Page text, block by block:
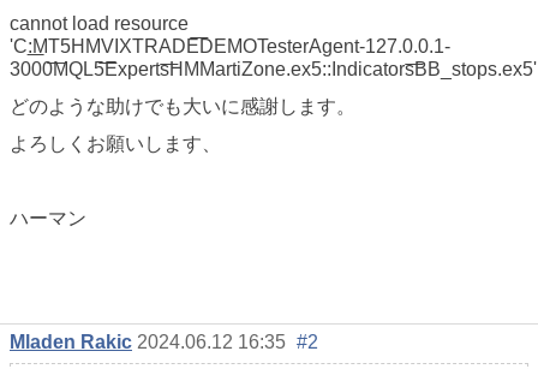
cannot load resource
'C:͟MT5HMVIXTRADE͞DEMOTesterAgent-127.0.0.1-
どのような助けでも大いに感謝します。
よろしくお願いします、
ハーマン
Mladen Rakic 2024.06.12 16:35 #2